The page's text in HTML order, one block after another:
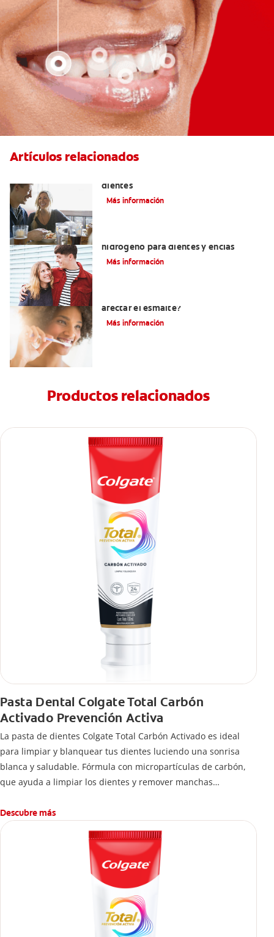
Artículos relacionados
dientes
Más información
hidrógeno para dientes y encías
Más información
afectar el esmalte?
Más información
Productos relacionados
Pasta Dental Colgate Total Carbón
Activado Prevención Activa
La pasta de dientes Colgate Total Carbón Activado es ideal
para limpiar y blanquear tus dientes luciendo una sonrisa
blanca y saludable. Fórmula con micropartículas de carbón,
que ayuda a limpiar los dientes y remover manchas
¿Qué hace el carbón activado en una pasta dental y por qué
se usa para ayudar a remover manchas superficiales?
También encontrarás cómo incluirla en tu rutina, en casa o de
viaje, con tips de cepillado para una sonrisa sana.
Descubre más